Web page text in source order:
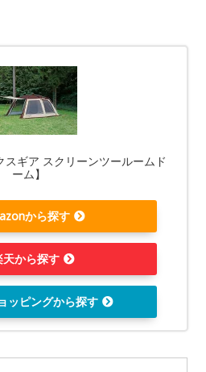
スギア スクリーンツールームド
ーム】
から探す
天から探す
ッピングから探す